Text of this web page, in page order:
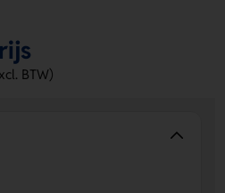
TA, op product, voor het
houder
- De zuignap zorgt voor een
op je autoruit.
BTW)